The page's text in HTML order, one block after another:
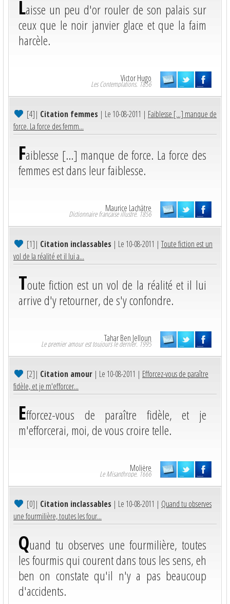
Laisse un peu d'or rouler de son palais sur
ceux que le noir janvier glace et que la faim
harcèle.
Victor Hugo
Les Contemplations. 1856
[4]| Citation femmes | Le 10-08-2011 | Faiblesse [...] manque de
force. La force des femm...
Faiblesse [...] manque de force. La force des
femmes est dans leur faiblesse.
Maurice Lachâtre
Dictionnaire française illustré. 1856
[1]| Citation inclassables | Le 10-08-2011 |Toute fiction est un
vol de la réalité et il lui a...
Toute fiction est un vol de la réalité et il lui
arrive d'y retourner, de s'y confondre.
Tahar Ben Jelloun
Le premier amour est toujours le dernier. 1995
[2]| Citation amour | Le 10-08-2011 | Efforcez-vous de paraître
fidèle, et je m'efforcer...
Efforcez-vous de paraître fidèle, et je
m'efforcerai, moi, de vous croire telle.
Molière
Le Misanthrope. 1666
[0]| Citation inclassables | Le 10-08-2011 | Quand tu observes
une fourmilière, toutes les four...
Quand tu observes une fourmilière, toutes
les fourmis qui courent dans tous les sens, eh
ben on constate qu'il n'y a pas beaucoup
d'accidents.